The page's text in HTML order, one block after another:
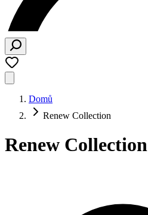
Domů
Renew Collection
Renew Collection